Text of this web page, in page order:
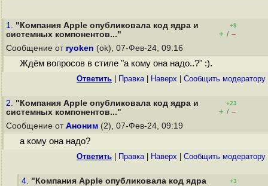
1. "Компания Apple опубликовала код ядра и
системных компонентов..."
+9
+ / –
Сообщение от ryoken (ok), 07-Фев-24, 09:16
Ждём вопросов в стиле "а кому она надо..?" :).
Ответить Правка| Наверх Cообщить модератору
2. "Компания Apple опубликовала код ядра и
системных компонентов..."
+23
+ / –
Сообщение от Аноним (2), 07-Фев-24, 09:19
а кому она надо?
Ответить Правка| Наверх Cообщить модератору
4. "Компания Apple опубликовала код ядра
+3